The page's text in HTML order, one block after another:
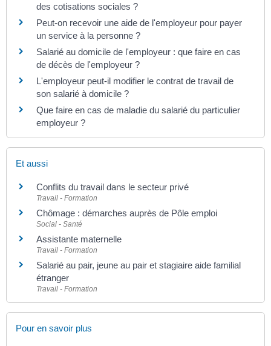
des cotisations sociales ?
Peut-on recevoir une aide de l'employeur pour payer
un service à la personne ?
Salarié au domicile de l'employeur : que faire en cas
de décès de l'employeur ?
L'employeur peut-il modifier le contrat de travail de
son salarié à domicile ?
Que faire en cas de maladie du salarié du particulier
employeur ?
Et aussi
Conflits du travail dans le secteur privé
Travail - Formation
Chômage : démarches auprès de Pôle emploi
Social - Santé
Assistante maternelle
Travail - Formation
Salarié au pair, jeune au pair et stagiaire aide familial
étranger
Travail - Formation
Pour en savoir plus